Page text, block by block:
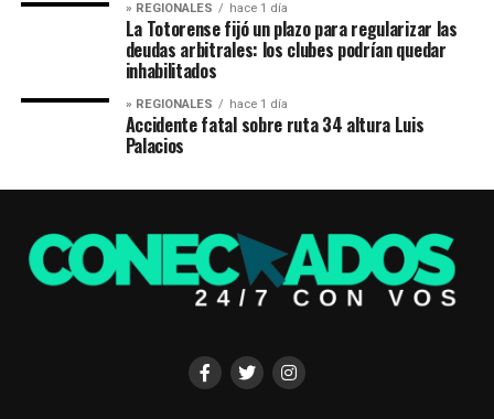
» REGIONALES hace 1 día
La Totorense fijó un plazo para regularizar las
deudas arbitrales: los clubes podrían quedar
inhabilitados
» REGIONALES hace 1 día
Accidente fatal sobre ruta 34 altura Luis
Palacios